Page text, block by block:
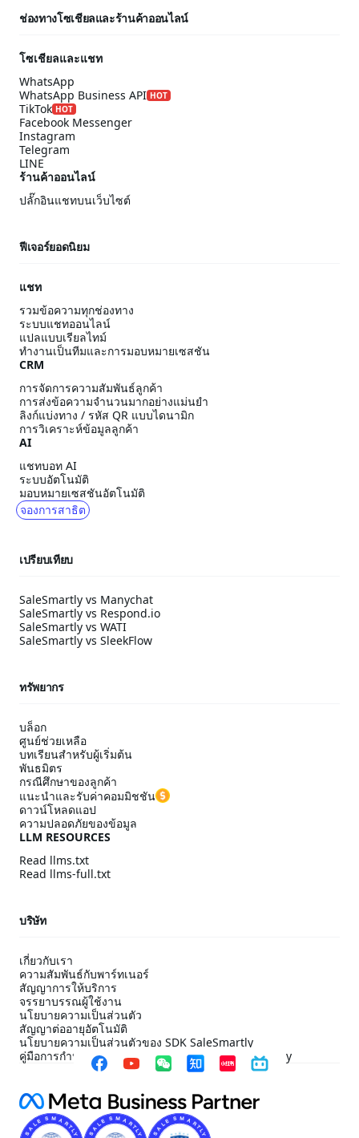
ช่องทางโซเชียลและร้านค้าออนไลน์
โซเชียลและแชท
WhatsApp
WhatsApp Business API HOT
TikTok HOT
Facebook Messenger
Instagram
Telegram
LINE
ร้านค้าออนไลน์
ปลั๊กอินแชทบนเว็บไซต์
ฟีเจอร์ยอดนิยม
แชท
รวมข้อความทุกช่องทาง
ระบบแชทออนไลน์
แปลแบบเรียลไทม์
ทำงานเป็นทีมและการมอบหมายเซสชัน
CRM
การจัดการความสัมพันธ์ลูกค้า
การส่งข้อความจำนวนมากอย่างแม่นยำ
ลิงก์แบ่งทาง / รหัส QR แบบไดนามิก
การวิเคราะห์ข้อมูลลูกค้า
AI
แชทบอท AI
ระบบอัตโนมัติ
มอบหมายเซสชันอัตโนมัติ
จองการสาธิต
เปรียบเทียบ
SaleSmartly vs Manychat
SaleSmartly vs Respond.io
SaleSmartly vs WATI
SaleSmartly vs SleekFlow
ทรัพยากร
บล็อก
ศูนย์ช่วยเหลือ
บทเรียนสำหรับผู้เริ่มต้น
พันธมิตร
กรณีศึกษาของลูกค้า
แนะนำและรับค่าคอมมิชชัน
ดาวน์โหลดแอป
ความปลอดภัยของข้อมูล
LLM RESOURCES
Read llms.txt
Read llms-full.txt
บริษัท
เกี่ยวกับเรา
ความสัมพันธ์กับพาร์ทเนอร์
สัญญาการให้บริการ
จรรยาบรรณผู้ใช้งาน
นโยบายความเป็นส่วนตัว
สัญญาต่ออายุอัตโนมัติ
นโยบายความเป็นส่วนตัวของ SDK SaleSmartly
คู่มือการกำหนดค่าการปฏิบัติตาม SDK ของ SaleSmartly